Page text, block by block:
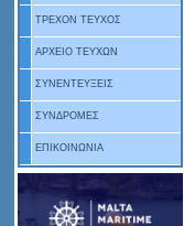
ΤΡΕΧΟΝ ΤΕΥΧΟΣ
ΑΡΧΕΙΟ ΤΕΥΧΩΝ
ΣΥΝΕΝΤΕΥΞΕΙΣ
ΣΥΝΔΡΟΜΕΣ
ΕΠΙΚΟΙΝΩΝΙΑ